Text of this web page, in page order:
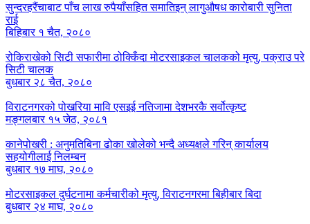
सुन्दरहरैंचाबाट पाँच लाख रुपैयाँसहित समातिइन् लागुऔषध कारोबारी सुनिता
राई
बिहिबार १ चैत, २०८०
रोकिराखेको सिटी सफारीमा ठोक्किँदा मोटरसाइकल चालकको मृत्यु, पक्राउ परे
सिटी चालक
बुधबार २८ चैत, २०८०
विराटनगरको पोखरिया मावि एसइई नतिजामा देशभरकै सर्वोत्कृष्ट
मङ्गलबार १५ जेठ, २०८१
कानेपोखरी : अनुमतिबिना ढोका खोलेको भन्दै अध्यक्षले गरिन् कार्यालय
सहयोगीलाई निलम्बन
बुधबार १७ माघ, २०८०
मोटरसाइकल दुर्घटनामा कर्मचारीको मृत्यु, विराटनगरमा बिहीबार बिदा
बुधबार २४ माघ, २०८०